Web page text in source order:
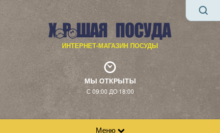
ИНТЕРНЕТ-МАГАЗИН ПОСУДЫ
МЫ ОТКРЫТЫ
С 09:00 ДО 18:00
Меню